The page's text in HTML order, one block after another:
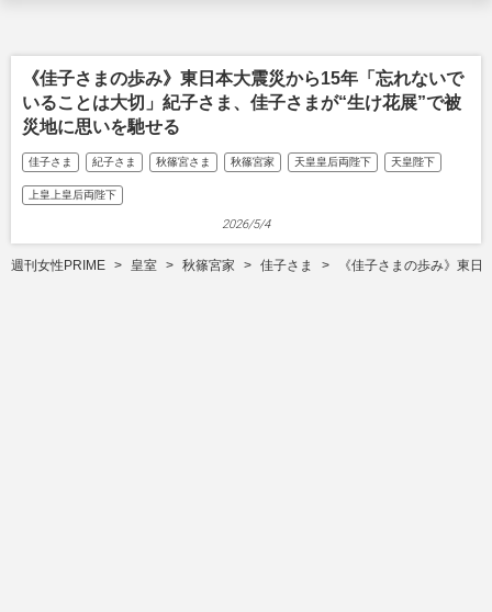
《佳子さまの歩み》東日本大震災から15年「忘れないで
いることは大切」紀子さま、佳子さまが“生け花展”で被
災地に思いを馳せる
佳子さま 紀子さま 秋篠宮さま 秋篠宮家 天皇皇后両陛下 天皇陛下
上皇上皇后両陛下
2026/5/4
週刊女性PRIME 皇室 秋篠宮家 佳子さま 《佳子さまの歩み》東